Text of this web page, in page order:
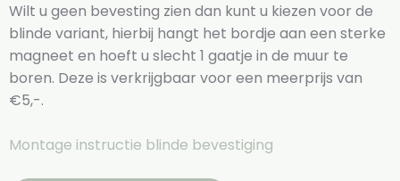
Wilt u geen bevesting zien dan kunt u kiezen voor de
blinde variant, hierbij hangt het bordje aan een sterke
magneet en hoeft u slecht 1 gaatje in de muur te
boren. Deze is verkrijgbaar voor een meerprijs van
€5,-.
Montage instructie blinde bevestiging